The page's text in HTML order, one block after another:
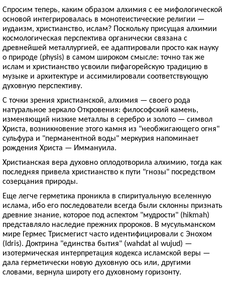
Спросим теперь, каким образом алхимия с ее мифологической
основой интегрировалась в монотеистические религии —
иудаизм, христианство, ислам? Поскольку присущая алхимии
космологическая перспектива органически связана с
древнейшей металлургией, ее адаптировали просто как науку
о природе (physis) в самом широком смысле: точно так же
ислам и христианство усвоили пифагорейскую традицию в
музыке и архитектуре и ассимилировали соответствующую
духовную перспективу.
С точки зрения христианской, алхимия — своего рода
натуральное зеркало Откровения: философский камень,
изменяющий низкие металлы в серебро и золото — символ
Христа, возникновение этого камня из "необжигающего огня"
сульфура и "перманентной воды" меркурия напоминает
рождения Христа — Иммануила.
Христианская вера духовно оплодотворила алхимию, тогда как
последняя привела христианство к пути "гнозы" посредством
созерцания природы.
Еще легче герметика проникла в спиритуальную вселенную
ислама, ибо его последователи всегда были склонны признать
древние знание, которое под аспектом "мудрости" (hikmah)
представляло наследие прежних пророков. В мусульманском
мире Гермес Трисмегист часто идентифицировали с Энохом
(Idris). Доктрина "единства бытия" (wahdat al wujud) —
изотермическая интерпретация кодекса исламской веры —
дала герметически новую духовную ось или, другими
словами, вернула широту его духовному горизонту.